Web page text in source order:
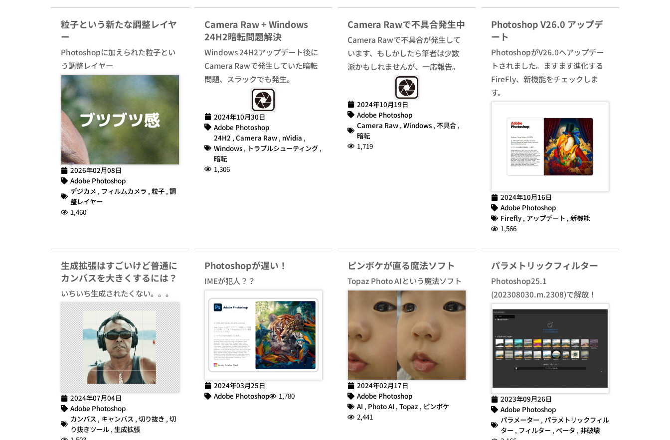
粒子という新たな調整レイヤ
ー
Photoshopに加えられた粒子とい
う調整レイヤー
2026年02月08日
Adobe Photoshop
デジカメ , フィルムカメラ , 粒子 , 調
整レイヤー
1,460
Camera Raw + Windows
24H2暗転問題解決
Windows 24H2アップデート後に
Camera Rawで発生していた暗転
問題、スラックでも発生。
2024年10月30日
Adobe Photoshop
24H2 , Camera Raw, nVidia ,
Windows, トラブルシューティング,
暗転
1,306
Camera Rawで不具合発生中
Camera Rawで不具合が発生して
います、もしかしたら筆者は少数
派かもしれませんが、一応報告。
2024年10月19日
Adobe Photoshop
Camera Raw , Windows , 不具合 ,
暗転
1,719
Photoshop V26.0 アップデ
ート
PhotoshopがV26.0へアップデー
トされました。ますます進化する
FireFly、新機能をチェックしま
す。
2024年10月16日
Adobe Photoshop
Firefly, アップデート , 新機能
1,566
生成拡張はすごいけど普通に
カンバスを大きくするには？
いちいち生成されたくない。。。
2024年07月04日
Adobe Photoshop
カンバス , キャンバス , 切り抜き , 切
り抜きツール , 生成拡張
Photoshopが遅い！
IMEが犯人？？
2024年03月25日
Adobe Photoshop
1,780
ピンボケが直る魔法ソフト
Topaz Photo AIという魔法ソフト
2024年02月17日
Adobe Photoshop
AI , Photo AI , Topaz , ピンボケ
2,441
パラメトリックフィルター
Photoshop25.1
(202308030.m.2308)で解放！
2023年09月26日
Adobe Photoshop
パラメーター, パラメトリックフィル
ター, フィルター, ベータ , 非破壊